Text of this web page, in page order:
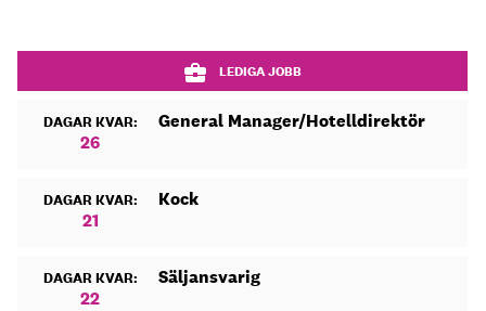
LEDIGA JOBB
DAGAR KVAR:
26
General Manager/Hotelldirektör
DAGAR KVAR:
21
Kock
DAGAR KVAR:
22
Säljansvarig